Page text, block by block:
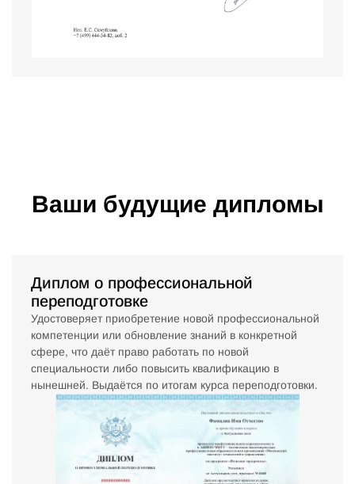
Ваши будущие дипломы
Диплом о профессиональной
переподготовке
Удостоверяет приобретение новой профессиональной
компетенции или обновление знаний в конкретной
сфере, что даёт право работать по новой
специальности либо повысить квалификацию в
нынешней. Выдаётся по итогам курса переподготовки.